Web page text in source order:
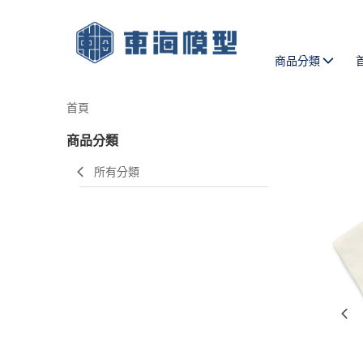
商品分類
首頁
商品分類
所有分類